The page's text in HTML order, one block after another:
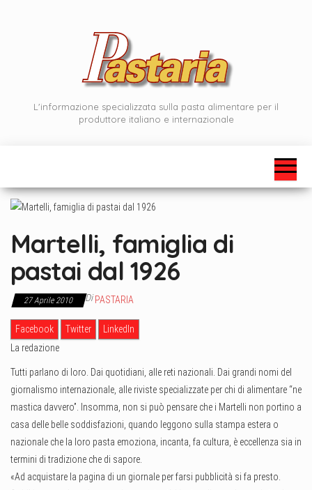
L'informazione specializzata sulla pasta alimentare per il
produttore italiano e internazionale
Martelli, famiglia di
pastai dal 1926
27 Aprile 2010 Di PASTARIA
Facebook Twitter
LinkedIn
La redazione
Tutti parlano di loro. Dai quotidiani, alle reti nazionali. Dai grandi nomi del
giornalismo internazionale, alle riviste specializzate per chi di alimentare “ne
mastica davvero”. Insomma, non si può pensare che i Martelli non portino a
casa delle belle soddisfazioni, quando leggono sulla stampa estera o
nazionale che la loro pasta emoziona, incanta, fa cultura, è eccellenza sia in
termini di tradizione che di sapore.
«Ad acquistare la pagina di un giornale per farsi pubblicità si fa presto.